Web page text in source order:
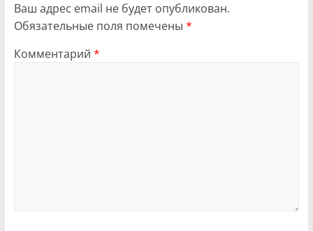
Ваш адрес email не будет опубликован.
Обязательные поля помечены *
Комментарий *